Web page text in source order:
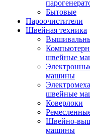
Бытовые
Пароочистители
Швейная техника
швейные
машины
швейные
Коверлоки
Швейно-
машины